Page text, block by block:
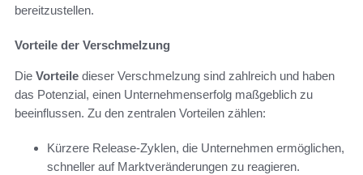
bereitzustellen.
Vorteile der Verschmelzung
Die Vorteile dieser Verschmelzung sind zahlreich und haben
das Potenzial, einen Unternehmenserfolg maßgeblich zu
beeinflussen. Zu den zentralen Vorteilen zählen:
Kürzere Release-Zyklen, die Unternehmen ermöglichen,
schneller auf Marktveränderungen zu reagieren.